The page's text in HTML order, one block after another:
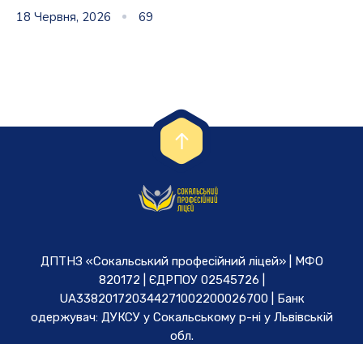
18 Червня, 2026 69
ДПТНЗ «Сокальський професійний ліцей» | МФО
820172 | ЄДРПОУ 02545726 |
UA338201720344271002200026700 | Банк
одержувач: ДУКСУ у Cокальському р-ні у Львівській
обл.